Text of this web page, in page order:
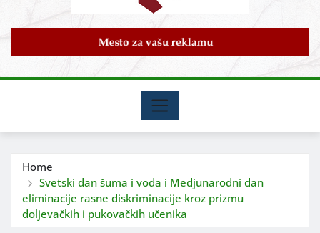
Home
Svetski dan šuma i voda i Medjunarodni dan
eliminacije rasne diskriminacije kroz prizmu
doljevačkih i pukovačkih učenika